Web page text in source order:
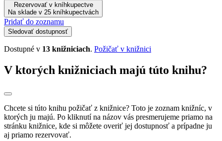
Rezervovať v kníhkupectve
Na sklade v 25 kníhkupectvách
Pridať do zoznamu
Sledovať dostupnosť
Dostupné v 13 knižniciach. Požičať v knižnici
V ktorých knižniciach majú túto knihu?
Chcete si túto knihu požičať z knižnice? Toto je zoznam knižníc, v
ktorých ju majú. Po kliknutí na názov vás presmerujeme priamo na
stránku knižnice, kde si môžete overiť jej dostupnosť a prípadne ju
aj priamo rezervovať.